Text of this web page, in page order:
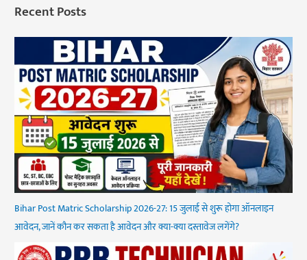
Recent Posts
Bihar Post Matric Scholarship 2026-27: 15 जुलाई से शुरू होगा ऑनलाइन
आवेदन, जानें कौन कर सकता है आवेदन और क्या-क्या दस्तावेज लगेंगे?